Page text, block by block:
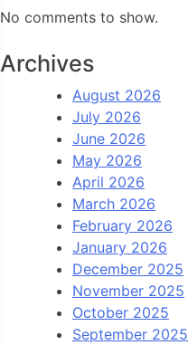
No comments to show.
Archives
August 2026
July 2026
June 2026
May 2026
April 2026
March 2026
February 2026
January 2026
December 2025
November 2025
October 2025
September 2025